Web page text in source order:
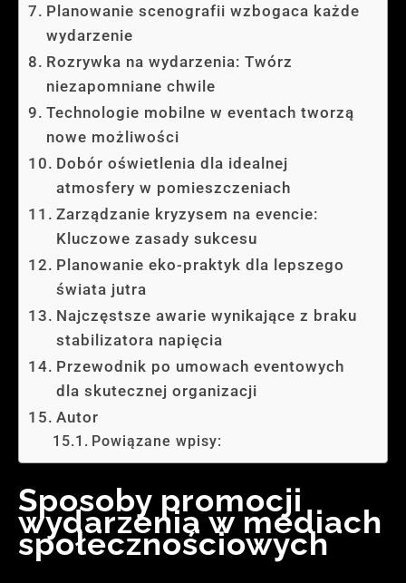
Planowanie scenografii wzbogaca każde
wydarzenie
Rozrywka na wydarzenia: Twórz
niezapomniane chwile
Technologie mobilne w eventach tworzą
nowe możliwości
Dobór oświetlenia dla idealnej
atmosfery w pomieszczeniach
Zarządzanie kryzysem na evencie:
Kluczowe zasady sukcesu
Planowanie eko-praktyk dla lepszego
świata jutra
Najczęstsze awarie wynikające z braku
stabilizatora napięcia
Przewodnik po umowach eventowych
dla skutecznej organizacji
Autor
Powiązane wpisy:
Sposoby promocji
wydarzenia w mediach
społecznościowych